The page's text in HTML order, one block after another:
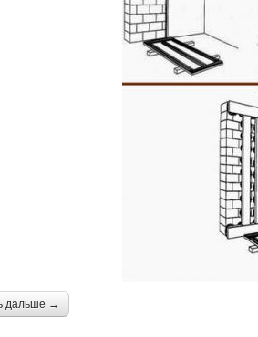
дальше →